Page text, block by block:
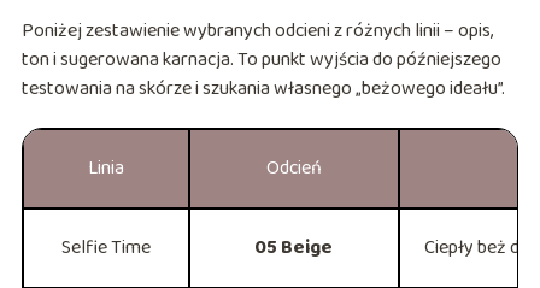
Poniżej zestawienie wybranych odcieni z różnych linii – opis,
ton i sugerowana karnacja. To punkt wyjścia do późniejszego
testowania na skórze i szukania własnego „beżowego ideału”.
Linia Odcień
Selfie Time 05 Beige Ciepły beż